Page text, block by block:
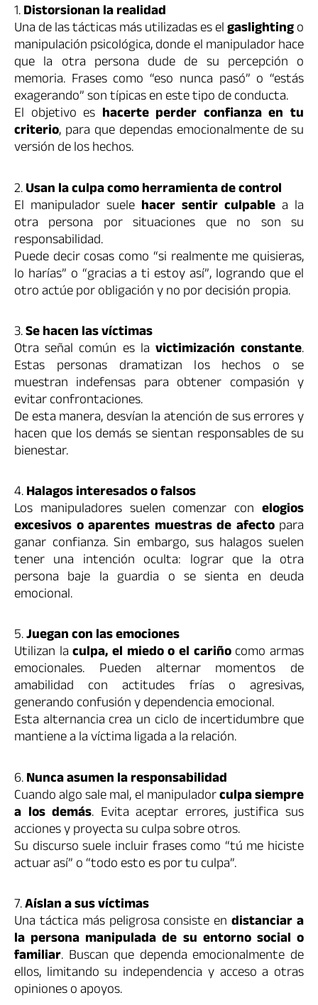
1.Distorsionan la realidad
Una de las tácticas más utilizadas es elgaslightingo
manipulación psicológica, donde el manipulador hace
que la otra persona dude de su percepción o
memoria. Frases como “eso nunca pasó” o “estás
exagerando” son típicas en este tipo de conducta.
El objetivo es hacerte perder confianza en tu
criterio, para que dependas emocionalmente de su
versión de los hechos.
2.Usan la culpa como herramienta de control
El manipulador suele hacer sentir culpable a la
otra persona por situaciones que no son su
responsabilidad.
Puede decir cosas como “si realmente me quisieras,
lo harías” o “gracias a ti estoy así”, logrando que el
otro actúe por obligación y no por decisión propia.
3.Se hacen las víctimas
Otra señal común es la victimización constante.
Estas personas dramatizan los hechos o se
muestran indefensas para obtener compasión y
evitar confrontaciones.
De esta manera, desvían la atención de sus errores y
hacen que los demás se sientan responsables de su
bienestar.
4.Halagos interesados o falsos
Los manipuladores suelen comenzar con elogios
excesivos o aparentes muestras de afectopara
ganar confianza. Sin embargo, sus halagos suelen
tener una intención oculta: lograr que la otra
persona baje la guardia o se sienta en deuda
emocional.
5.Juegan con las emociones
Utilizan laculpa, el miedo o el cariñocomo armas
emocionales. Pueden alternar momentos de
amabilidad con actitudes frías o agresivas,
generando confusión y dependencia emocional.
Esta alternancia crea un ciclo de incertidumbre que
mantiene a la víctima ligada a la relación.
6.Nunca asumen la responsabilidad
Cuando algo sale mal, el manipuladorculpa siempre
a los demás. Evita aceptar errores, justifica sus
acciones y proyecta su culpa sobre otros.
Su discurso suele incluir frases como “tú me hiciste
actuar así” o “todo esto es por tu culpa”.
7.Aíslan a sus víctimas
Una táctica más peligrosa consiste endistanciar a
la persona manipulada de su entorno social o
familiar. Buscan que dependa emocionalmente de
ellos, limitando su independencia y acceso a otras
opiniones o apoyos.